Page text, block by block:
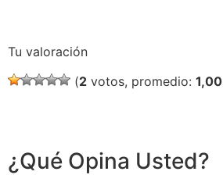
Tu valoración
(2 votos, promedio: 1,00
¿Qué Opina Usted?